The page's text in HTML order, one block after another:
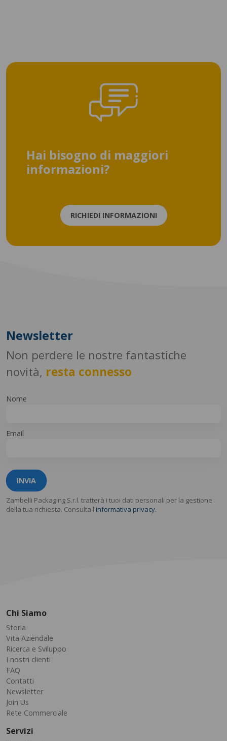
Hai bisogno di maggiori
informazioni?
RICHIEDI INFORMAZIONI
Newsletter
Non perdere le nostre fantastiche
novità, resta connesso
Nome
Email
INVIA
Zambelli Packaging S.r.l. tratterà i tuoi dati personali per la gestione
della tua richiesta. Consulta l'informativa privacy.
Chi Siamo
Storia
Vita Aziendale
Ricerca e Sviluppo
I nostri clienti
FAQ
Contatti
Newsletter
Join Us
Rete Commerciale
Servizi